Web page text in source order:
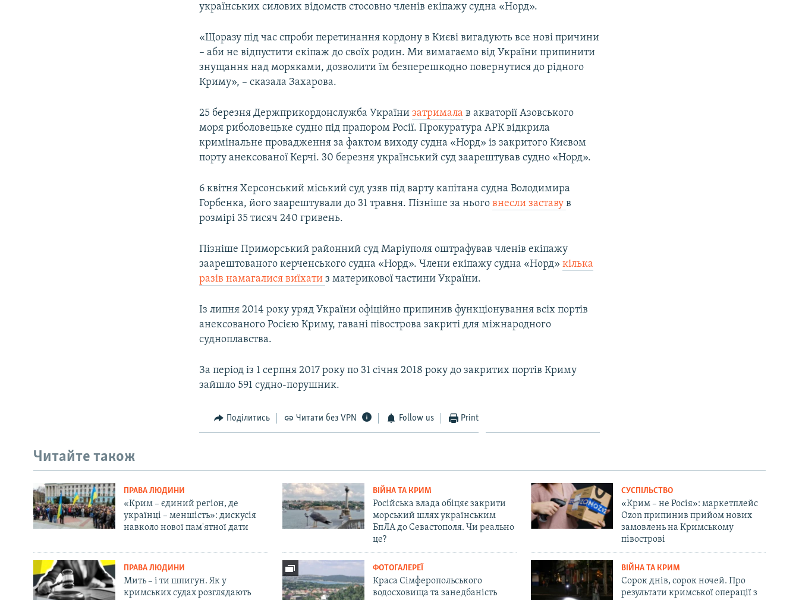
українських силових відомств стосовно членів екіпажу судна «Норд».
«Щоразу під час спроби перетинання кордону в Києві вигадують все нові причини
– аби не відпустити екіпаж до своїх родин. Ми вимагаємо від України припинити
знущання над моряками, дозволити їм безперешкодно повернутися до рідного
Криму», – сказала Захарова.
25 березня Держприкордонслужба Українизатримала в акваторії Азовського
моря риболовецьке судно під прапором Росії. Прокуратура АРК відкрила
кримінальне провадження за фактом виходу судна «Норд» із закритого Києвом
порту анексованої Керчі. 30 березня український суд заарештував судно «Норд».
6 квітня Херсонський міський суд узяв під варту капітана судна Володимира
Горбенка, його заарештували до 31 травня. Пізніше за ньоговнесли заставув
розмірі 35 тисяч 240 гривень.
Пізніше Приморський районний суд Маріуполя оштрафував членів екіпажу
заарештованого керченського судна «Норд». Члени екіпажу судна «Норд»кілька
разів намагалися виїхатиз материкової частини України.
Із липня 2014 року уряд України офіційно припинив функціонування всіх портів
анексованого Росією Криму, гавані півострова закриті для міжнародного
судноплавства.
За період із 1 серпня 2017 року по 31 січня 2018 року до закритих портів Криму
зайшло 591 судно-порушник.
Поділитись Читати без VPN Follow us Print
Читайте також
ПРАВА ЛЮДИНИ
«Крим – єдиний регіон, де
українці – меншість»: дискусія
навколо нової пам'ятної дати
ВІЙНА ТА КРИМ
Російська влада обіцяє закрити
морський шлях українським
БпЛА до Севастополя. Чи реально
це?
СУСПІЛЬСТВО
«Крим – не Росія»: маркетплейс
Ozon припинив прийом нових
замовлень на Кримському
півострові
ПРАВА ЛЮДИНИ
Мить – і ти шпигун. Як у
кримських судах розглядають
ФОТОГАЛЕРЕЇ
Краса Сімферопольського
водосховища та занедбаність
ВІЙНА ТА КРИМ
Сорок днів, сорок ночей. Про
результати кримської операції з